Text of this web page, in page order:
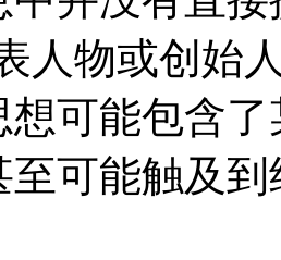
人物或创始
想可能包含
至可能触及